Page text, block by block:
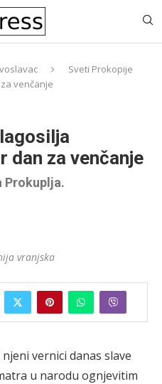
Sveti Prokopije
venčanje
dan za venčanje
Prokuplja.
vranjska
vernici danas slave
u narodu ognjevitim